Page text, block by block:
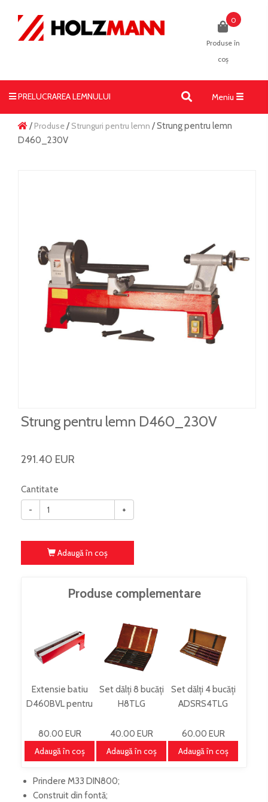
0
Produse în
coș
PRELUCRAREA LEMNULUI Meniu Toggle
/ Produse/ Strunguri pentru lemn / Strung pentru lemn
D460_230V
Strung pentru lemn D460_230V
291.40 EUR
Cantitate
-
+
Adaugă în coş
Produse complementare
Extensie batiu
D460BVL pentru
80.00 EUR
Adaugă în coş
Set dălți 8 bucăți
H8TLG
40.00 EUR
Adaugă în coş
Set dălți 4 bucăți
ADSRS4TLG
60.00 EUR
Adaugă în coş
Prindere M33 DIN800;
Construit din fontă;